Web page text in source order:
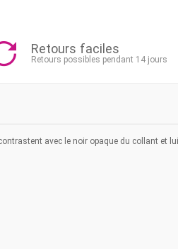
Retours faciles
Retours possibles pendant 14 jours
avec le noir opaque du collant et